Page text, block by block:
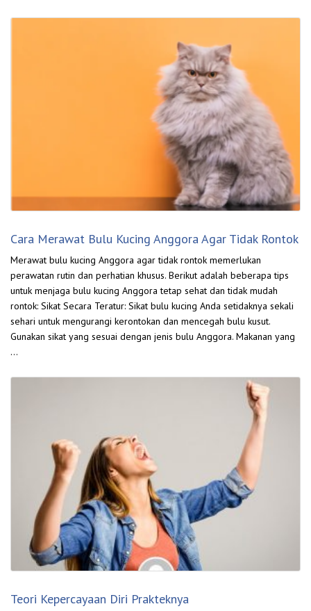
Cara Merawat Bulu Kucing Anggora Agar Tidak Rontok
Merawat bulu kucing Anggora agar tidak rontok memerlukan
perawatan rutin dan perhatian khusus. Berikut adalah beberapa tips
untuk menjaga bulu kucing Anggora tetap sehat dan tidak mudah
rontok: Sikat Secara Teratur: Sikat bulu kucing Anda setidaknya sekali
sehari untuk mengurangi kerontokan dan mencegah bulu kusut.
Gunakan sikat yang sesuai dengan jenis bulu Anggora. Makanan yang
…
Teori Kepercayaan Diri Prakteknya